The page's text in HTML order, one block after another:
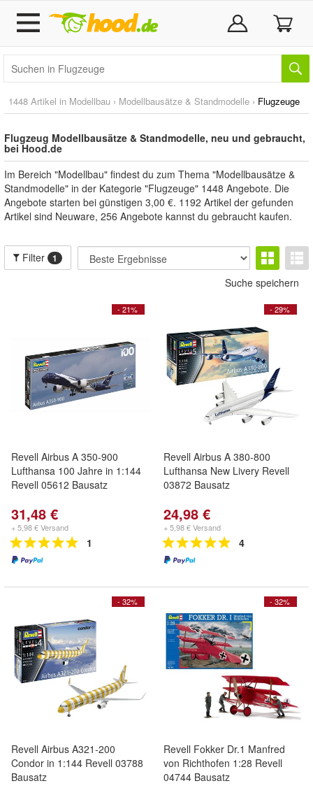
1448 Artikel in Modellbau › Modellbausätze & Standmodelle › Flugzeuge
Flugzeug Modellbausätze & Standmodelle, neu und gebraucht,
bei Hood.de
Im Bereich "Modellbau" findest du zum Thema "Modellbausätze &
Standmodelle" in der Kategorie "Flugzeuge" 1448 Angebote. Die
Angebote starten bei günstigen 3,00 €. 1192 Artikel der gefunden
Artikel sind Neuware, 256 Angebote kannst du gebraucht kaufen.
Filter 1
Suche speichern
- 21%
Revell Airbus A 350-900
Lufthansa 100 Jahre in 1:144
Revell 05612 Bausatz
31,48 €
+ 5,98 € Versand
1
- 29%
Revell Airbus A 380-800
Lufthansa New Livery Revell
03872 Bausatz
24,98 €
+ 5,98 € Versand
4
- 32%
Revell Airbus A321-200
Condor in 1:144 Revell 03788
Bausatz
- 32%
Revell Fokker Dr.1 Manfred
von Richthofen 1:28 Revell
04744 Bausatz